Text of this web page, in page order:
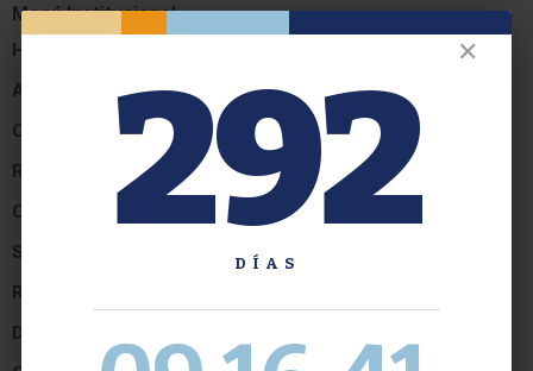
Menú Institucional
Historia
Autoridades
Contacto
Reglamentos
Consejo Resolutivo
Secretaría de Planeamiento Educativo
Rel. con la Comunidad y B. Estudiantil
Dirección de Gestión
✕
292
DÍAS